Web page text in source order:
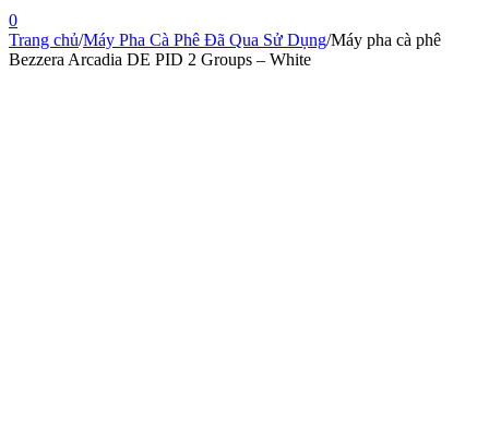
0
Trang chủ/Máy Pha Cà Phê Đã Qua Sử Dụng/Máy pha cà phê
Bezzera Arcadia DE PID 2 Groups – White